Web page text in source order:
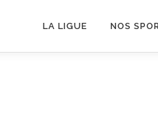
LA LIGUE NOS